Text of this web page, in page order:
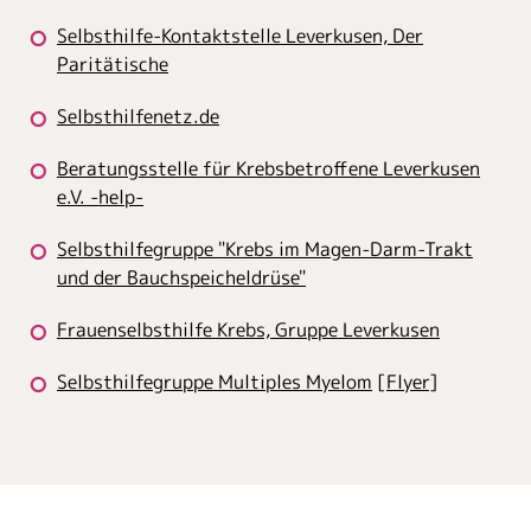
Selbsthilfe-Kontaktstelle Leverkusen, Der
Paritätische
Selbsthilfenetz.de
Beratungsstelle für Krebsbetroffene Leverkusen
e.V. -help-
Selbsthilfegruppe "Krebs im Magen-Darm-Trakt
und der Bauchspeicheldrüse"
Frauenselbsthilfe Krebs, Gruppe Leverkusen
Selbsthilfegruppe Multiples Myelom [Flyer]